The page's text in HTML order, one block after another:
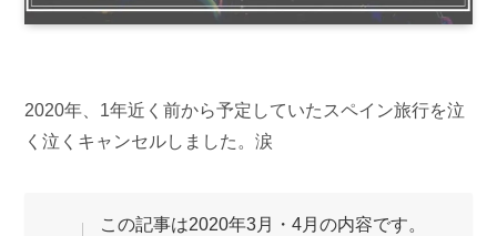
2020年、1年近く前から予定していたスペイン旅行を泣
く泣くキャンセルしました。涙
この記事は2020年3月・4月の内容です。